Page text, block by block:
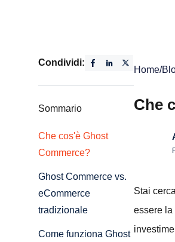
Condividi:
Sommario
Che cos'è Ghost
Commerce?
Ghost Commerce vs.
eCommerce
tradizionale
Come funziona Ghost
Home/
Che
Stai
essere la